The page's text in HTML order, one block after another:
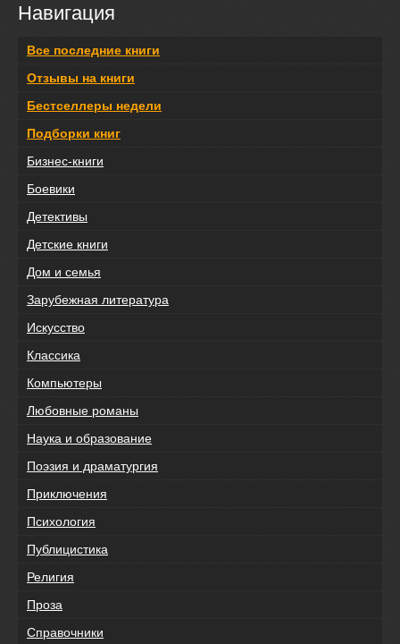
Навигация
Все последние книги
Отзывы на книги
Бестселлеры недели
Подборки книг
Бизнес-книги
Боевики
Детективы
Детские книги
Дом и семья
Зарубежная литература
Искусство
Классика
Компьютеры
Любовные романы
Наука и образование
Поэзия и драматургия
Приключения
Психология
Публицистика
Религия
Проза
Справочники